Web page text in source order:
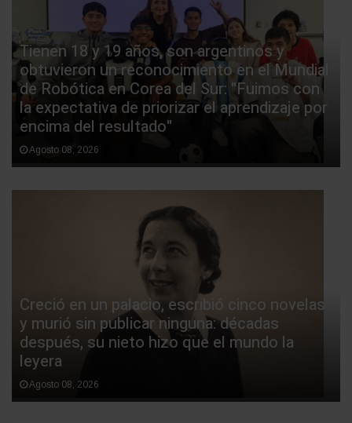
Tienen 18 y 19 años, son argentinos y
obtuvieron un reconocimiento en el Mundial
de Robótica en Corea del Sur: "Fuimos con
la expectativa de priorizar el aprendizaje por
encima del resultado"
Agosto 08, 2026
Creció en un palacio, escribió cinco novelas
y murió sin publicar ninguna: décadas
después, su nieto hizo que el mundo la
leyera
Agosto 08, 2026